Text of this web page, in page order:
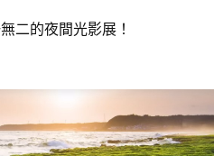
二的夜間光影展！